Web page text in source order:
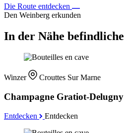
Die Route entdecken
Den Weinberg erkunden
In der Nähe
Winzer Crouttes Sur Marne
Champagne Gratiot-Delugny
Entdecken Entdecken